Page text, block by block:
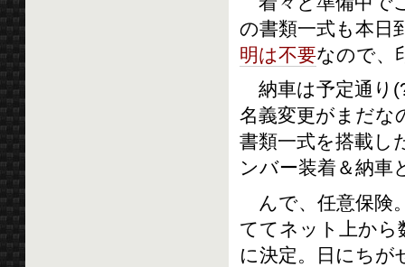
の書類一式も本日
明は不要なので、
納車は予定通り
名義変更がまだな
書類一式を搭載し
ンバー装着＆納車
んで、任意保険
ててネット上から
に決定。日にちが